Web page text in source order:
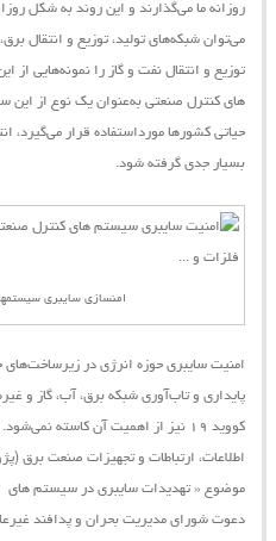
روزانه ما می‌گذارند و این روند به شکل
می‌توان شبکه‌های تولید، توزیع و انتقال برق،
توزیع و انتقال نفت و گاز را نمونه‌هایی از
‌های کنترل صنعتی به‌عنوان یک نوع از
حیاتی کشورها مورداستفاده قرار می‌گیرد،
بسیار جدی گرفته شود.
امنسازی سایبری
امنیت سایبری حوزه انرژی در
پایداری و تاب‌آوری شبکه برق، آب، گاز و
کووید ۱۹ نیز از اهمیت آن کاسته نمی‌شود.
اطلاعات، ارتباطات و تجهیزات صنعت برق
موضوع « تهدیدات سایبری در سیستم ‌های
دعوت شورای مدیریت بحران و پدافند